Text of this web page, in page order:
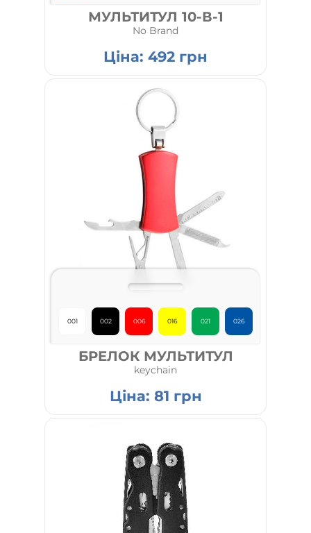
МУЛЬТИТУЛ 10-В-1
No Brand
Ціна: 492 грн
001 002 006 016 021 026
БРЕЛОК МУЛЬТИТУЛ
keychain
Ціна: 81 грн